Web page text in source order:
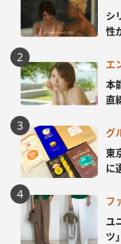
シ
性
エ
本
直
グ
東
に
フ
ユ
ツ